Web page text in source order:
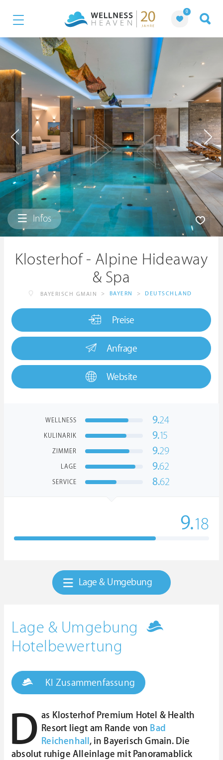
0
Infos
Klosterhof - Alpine Hideaway
& Spa
BAYERISCH GMAIN > BAYERN > DEUTSCHLAND
Preise
Anfrage
Website
WELLNESS 9.24
KULINARIK 9.15
ZIMMER 9.29
LAGE 9.62
SERVICE 8.62
9.18
Lage & Umgebung
Lage & Umgebung
Hotelbewertung
KI Zusammenfassung
D as Klosterhof Premium Hotel & Health
Resort liegt am Rande von Bad
Reichenhall , in Bayerisch Gmain. Die
absolut ruhige Alleinlage mit Panoramablick